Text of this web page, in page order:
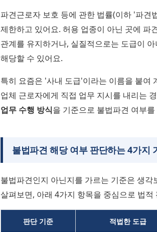
파견근로자 보호 등에 관한 법률(이하 '파견
제한하고 있어요. 허용 업종이 아닌 곳에 파
관계를 유지하거나, 실질적으로는 도급이
해당할 수 있어요.
특히 요즘은 '사내 도급'이라는 이름을 붙여
업체 근로자에게 직접 업무 지시를 내리는
업무 수행 방식을 기준으로 불법파견 여부
불법파견 해당 여부 판단하는 4가지
불법파견인지 아닌지를 가르는 기준은 생
살펴보면, 아래 4가지 항목을 중심으로 법
판단 기준 적법한 도급